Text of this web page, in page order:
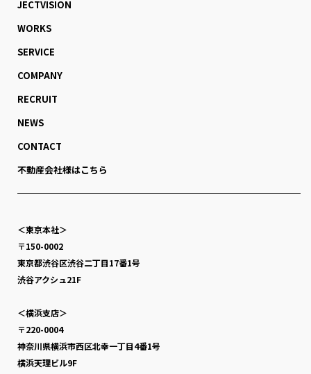
JECTVISION
WORKS
SERVICE
COMPANY
RECRUIT
NEWS
CONTACT
不動産会社様はこちら
＜東京本社＞
〒150-0002
東京都渋谷区渋谷二丁目17番1号
渋谷アクシュ21F
＜横浜支店＞
〒220-0004
神奈川県横浜市西区北幸一丁目4番1号
横浜天理ビル9F